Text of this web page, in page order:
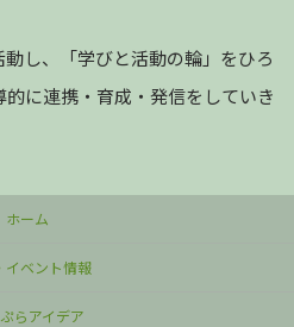
し、「学びと活動の輪」をひろ
に連携・育成・発信をしていき
ホーム
イベント情報
らアイデア